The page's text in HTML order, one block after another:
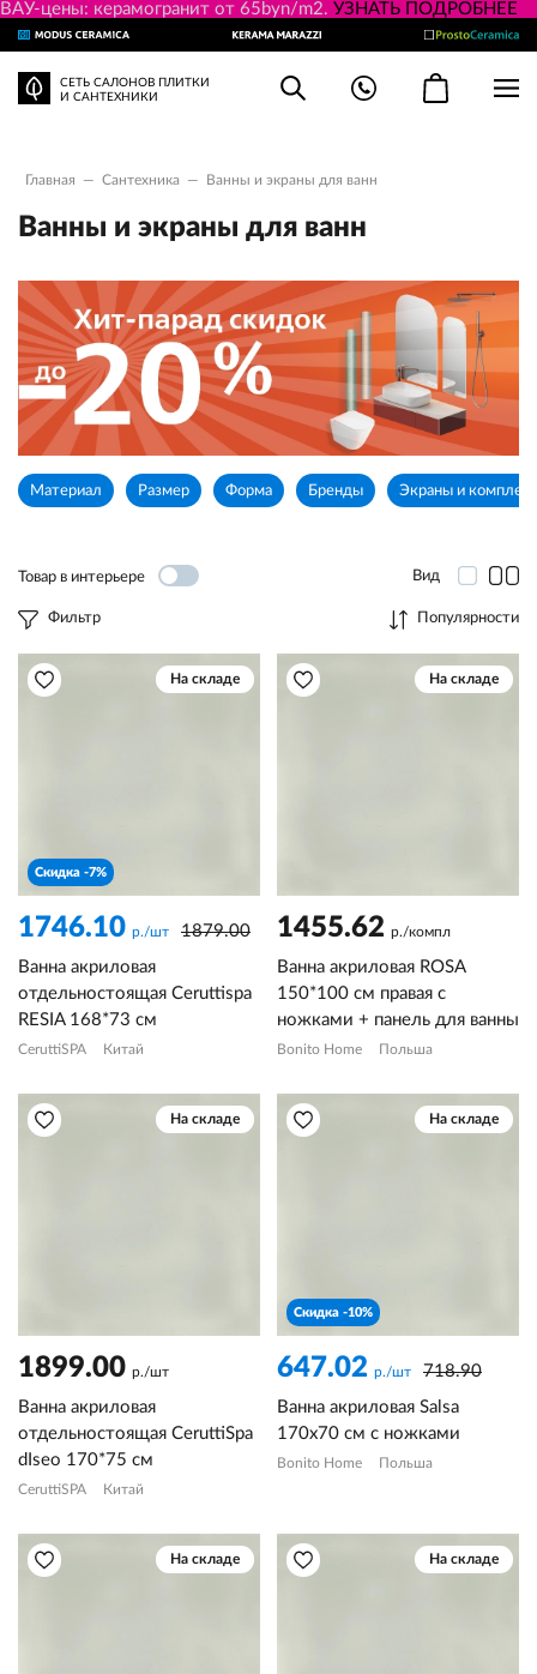
ВАУ-цены: керамогранит от 65byn/m2. УЗНАТЬ ПОДРОБНЕЕ
СЕТЬ САЛОНОВ ПЛИТКИ
И САНТЕХНИКИ
Главная — Сантехника — Ванны и экраны для ванн
Ванны и экраны для ванн
Материал Размер Форма Бренды Экраны и
Популярности
Товар в интерьере Вид
Фильтр
На складе
Скидка -7%
1746.10 р./шт
1879.00
Ванна акриловая
отдельностоящая Ceruttispa
RESIA 168*73 см
CeruttiSPA Китай
На складе
1455.62 р./компл
Ванна акриловая ROSA
150*100 см правая с
ножками + панель для ванны
Bonito Home Польша
На складе
1899.00 р./шт
Ванна акриловая
отдельностоящая CeruttiSpa
dIseo 170*75 см
CeruttiSPA Китай
На складе
Скидка -10%
647.02 р./шт
718.90
Ванна акриловая Salsa
170х70 см с ножками
Bonito Home Польша
На складе На складе